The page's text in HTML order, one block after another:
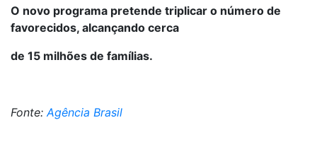
O novo programa pretende triplicar o número de
favorecidos, alcançando cerca
de 15 milhões de famílias.
Fonte:Agência Brasil